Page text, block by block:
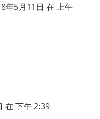
年5月11日 在 上午
在 下午 2:39